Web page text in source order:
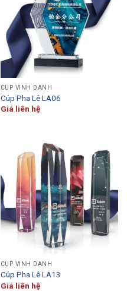
CÚP VINH DANH
Cúp Pha Lê LA06
Giá liên hệ
CÚP VINH DANH
Cúp Pha Lê LA13
Giá liên hệ